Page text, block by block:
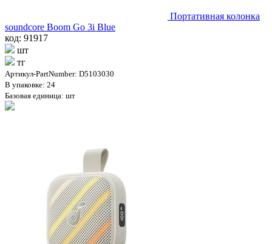
Портативная колонка
soundcore Boom Go 3i Blue
код: 91917
шт
тг
Артикул-PartNumber: D5103030
В упаковке: 24
Базовая единица: шт